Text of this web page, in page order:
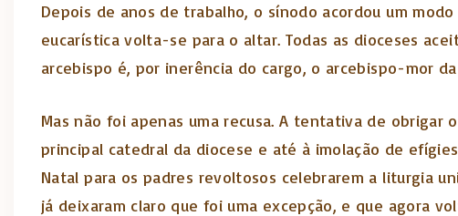
Depois de anos de trabalho, o sínodo acordou um
eucarística volta-se para o altar. Todas as dioceses
arcebispo é, por inerência do cargo, o arcebispo-mor
Mas não foi apenas uma recusa. A tentativa de
principal catedral da diocese e até à imolação de
Natal para os padres revoltosos celebrarem a liturgia
já deixaram claro que foi uma excepção, e que agora